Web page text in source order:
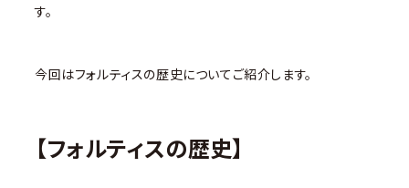
す。
今回はフォルティスの歴史についてご紹介します。
【フォルティスの歴史】